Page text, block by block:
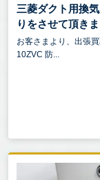
三菱ダクト用換
りをさせて頂きま
お客さまより、出張
10ZVC 防...